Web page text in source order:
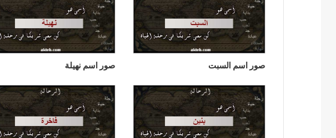
صور اسم السبت صور اسم نهيلة